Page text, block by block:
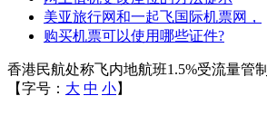
美亚旅行网和一起飞国际机票网，
购买机票可以使用哪些证件?
香港民航处称飞内地航班1.5%受流量管制
【字号： 大 中 小】